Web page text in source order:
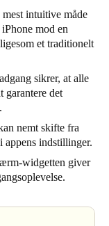
intuitive måde
mod en
et traditionelt
sikrer, at alle
garantere det
nemt skifte fra
indstillinger.
widgetten giver